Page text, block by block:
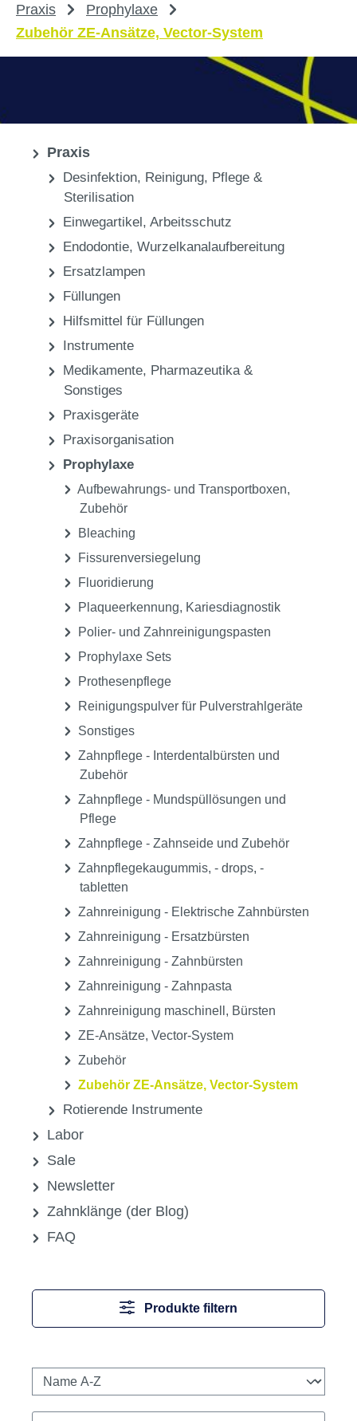
Praxis
Prophylaxe
Zubehör ZE-Ansätze, Vector-System
Praxis
Desinfektion, Reinigung, Pflege &
Sterilisation
Einwegartikel, Arbeitsschutz
Endodontie, Wurzelkanalaufbereitung
Ersatzlampen
Füllungen
Hilfsmittel für Füllungen
Instrumente
Medikamente, Pharmazeutika &
Sonstiges
Praxisgeräte
Praxisorganisation
Prophylaxe
Aufbewahrungs- und Transportboxen,
Zubehör
Bleaching
Fissurenversiegelung
Fluoridierung
Plaqueerkennung, Kariesdiagnostik
Polier- und Zahnreinigungspasten
Prophylaxe Sets
Prothesenpflege
Reinigungspulver für Pulverstrahlgeräte
Sonstiges
Zahnpflege - Interdentalbürsten und
Zubehör
Zahnpflege - Mundspüllösungen und
Pflege
Zahnpflege - Zahnseide und Zubehör
Zahnpflegekaugummis, - drops, -
tabletten
Zahnreinigung - Elektrische Zahnbürsten
Zahnreinigung - Ersatzbürsten
Zahnreinigung - Zahnbürsten
Zahnreinigung - Zahnpasta
Zahnreinigung maschinell, Bürsten
ZE-Ansätze, Vector-System
Zubehör
Zubehör ZE-Ansätze, Vector-System
Rotierende Instrumente
Labor
Sale
Newsletter
Zahnklänge (der Blog)
FAQ
Produkte filtern